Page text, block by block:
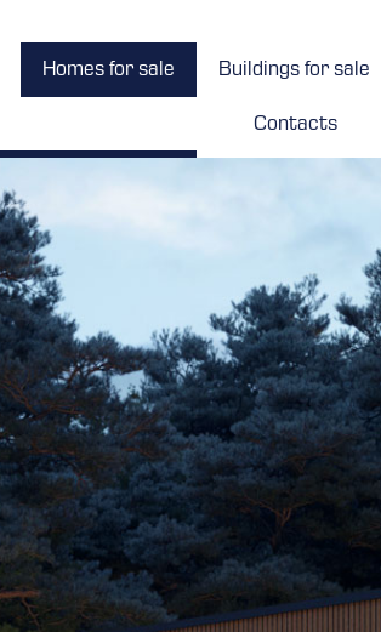
Homes for sale Buildings for sale
Contacts